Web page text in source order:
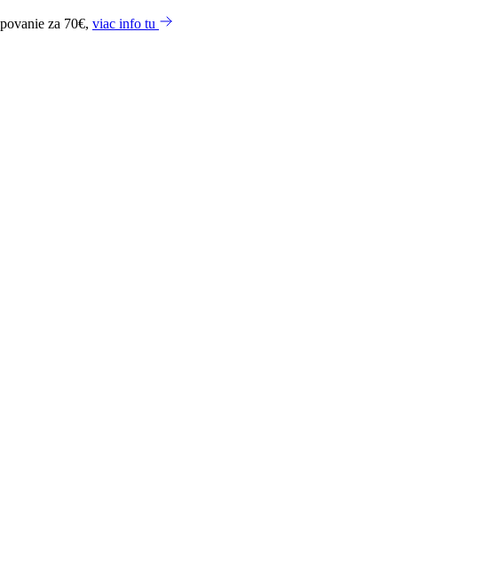
za 70€, viac info tu